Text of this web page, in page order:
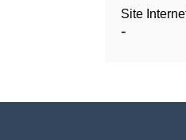
Site
-